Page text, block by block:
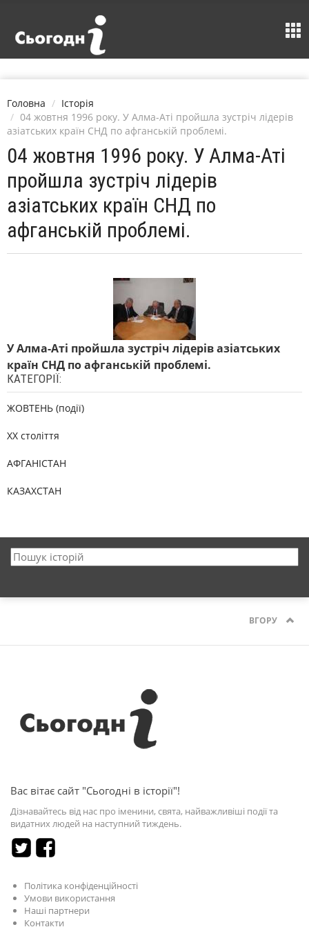
Головна
Історія
04 жовтня 1996 року. У Алма-Аті пройшла зустріч лідерів
азіатських країн СНД по афганській проблемі.
04 жовтня 1996 року. У Алма-Аті
пройшла зустріч лідерів
азіатських країн СНД по
афганській проблемі.
У Алма-Аті пройшла зустріч лідерів азіатських
країн СНД по афганській проблемі.
КАТЕГОРІЇ:
ЖОВТЕНЬ (події)
XX століття
АФГАНІСТАН
КАЗАХСТАН
ВГОРУ
Вас вітає сайт "Сьогодні в історії"!
Дізнавайтесь від нас про іменини, свята, найважливіші події та
видатних людей на наступний тиждень.
Політика конфіденційності
Умови використання
Наші партнери
Контакти